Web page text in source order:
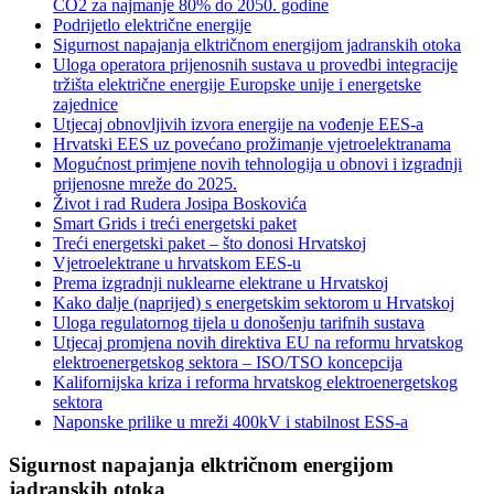
CO2 za najmanje 80% do 2050. godine
Podrijetlo električne energije
Sigurnost napajanja elktričnom energijom jadranskih otoka
Uloga operatora prijenosnih sustava u provedbi integracije
tržišta električne energije Europske unije i energetske
zajednice
Utjecaj obnovljivih izvora energije na vođenje EES-a
Hrvatski EES uz povećano prožimanje vjetroelektranama
Mogućnost primjene novih tehnologija u obnovi i izgradnji
prijenosne mreže do 2025.
Život i rad Rudera Josipa Boskovića
Smart Grids i treći energetski paket
Treći energetski paket – što donosi Hrvatskoj
Vjetroelektrane u hrvatskom EES-u
Prema izgradnji nuklearne elektrane u Hrvatskoj
Kako dalje (naprijed) s energetskim sektorom u Hrvatskoj
Uloga regulatornog tijela u donošenju tarifnih sustava
Utjecaj promjena novih direktiva EU na reformu hrvatskog
elektroenergetskog sektora – ISO/TSO koncepcija
Kalifornijska kriza i reforma hrvatskog elektroenergetskog
sektora
Naponske prilike u mreži 400kV i stabilnost ESS-a
Sigurnost napajanja elktričnom energijom
jadranskih otoka